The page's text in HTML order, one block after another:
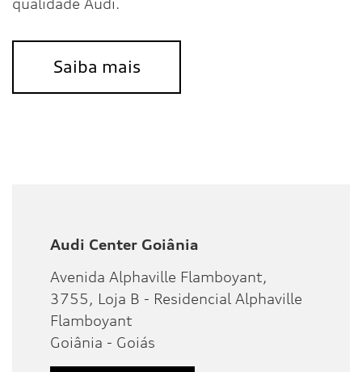
Saiba mais
Audi Center Goiânia
Avenida Alphaville Flamboyant,
3755, Loja B - Residencial Alphaville
Flamboyant
Goiânia - Goiás